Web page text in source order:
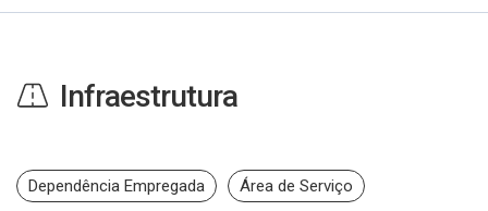
Infraestrutura
Dependência Empregada Área de Serviço